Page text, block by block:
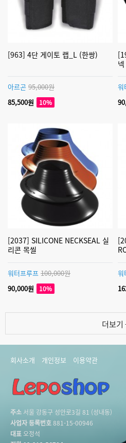
[963] 4단 게이토 랩_L (한쌍)
아르곤 95,000원
85,500원
10%
워
[2037] SILICONE NECKSEAL 실
리콘 목씰
워터프루프 100,000원
90,000원
10%
워
더보기
회사소개 개인정보 이용약관
주소 서울 강동구 성안로3길 81 (성내동)
사업자 등록번호881-15-00946
대표오정석